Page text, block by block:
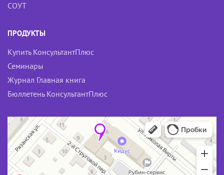
СОУТ
ПРОДУКТЫ
Купить КонсультантПлюс
Семинары
Журнал Главная книга
Бюллетень КонсультантПлюс